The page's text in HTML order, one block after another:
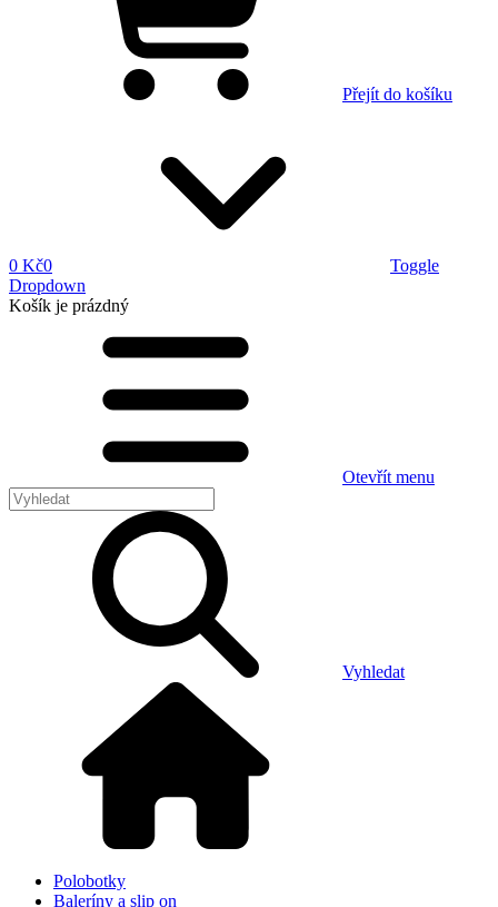
Přejít do košíku
0 Kč0
Toggle
Dropdown
Košík je prázdný
Otevřít menu
Vyhledat
Polobotky
Baleríny a slip on